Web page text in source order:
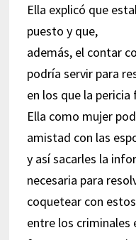
Ella explicó que
puesto y que,
además, el contar
podría servir para
en los que la
Ella como mujer
amistad con las
y así sacarles la
necesaria para
coquetear con
entre los criminales